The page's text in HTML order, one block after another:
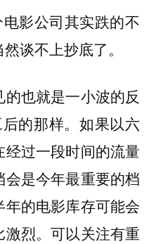
影公司其实跌的不
谈不上抄底了。
也就是一小波的反
的那样。如果以六
过一段时间的流量
是今年最重要的档
的电影库存可能会
烈。可以关注有重